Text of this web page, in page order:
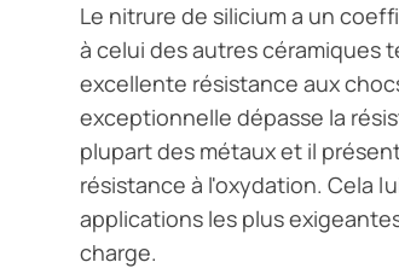
Le nitrure de silicium a un
à celui des autres céramiques
excellente résistance aux
exceptionnelle dépasse la
plupart des métaux et il
résistance à l'oxydation. Cela
applications les plus
charge.